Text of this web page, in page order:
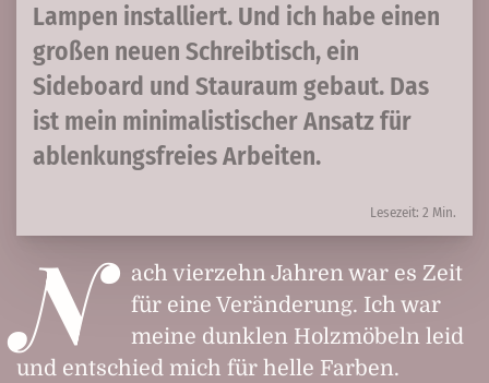
Lampen installiert. Und ich habe einen
großen neuen Schreibtisch, ein
Sideboard und Stauraum gebaut. Das
ist mein minimalistischer Ansatz für
ablenkungsfreies Arbeiten.
Lesezeit: 2 Min.
N
ach vierzehn Jahren war es Zeit
für eine Veränderung. Ich war
meine dunklen Holzmöbeln leid
und entschied mich für helle Farben.